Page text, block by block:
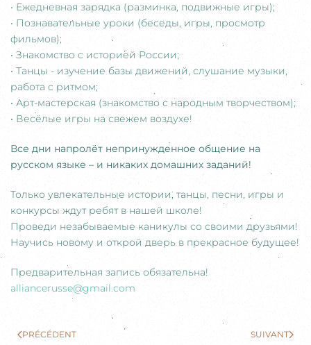
• Ежедневная зарядка (разминка, подвижные игры);
• Познавательные уроки (беседы, игры, просмотр
фильмов);
• Знакомство с историей России;
• Танцы - изучение базы движений, слушание музыки,
работа с ритмом;
• Арт-мастерская (знакомство с народным творчеством);
• Весёлые игры на свежем воздухе!
Все дни напролёт непринужденное общение на
русском языке – и никаких домашних заданий!
Только увлекательные истории, танцы, песни, игры и
конкурсы ждут ребят в нашей школе!
Проведи незабываемые каникулы со своими друзьями!
Научись новому и открой дверь в прекрасное будущее!
Предварительная запись обязательна!
alliancerusse@gmail.com
PRÉCÉDENT SUIVANT